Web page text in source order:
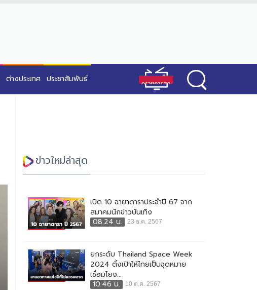
ต่างประเทศ ประชาสัมพันธ์
ข่าวใหม่ล่าสุด
เปิด 10 ฉายาดาราประจำปี 67 จาก
สมาคมนักข่าวบันเทิง
08:24 น.
23 ธ.ค. 2567
ยกระดับ Thailand Space Week
2024 ตั้งเป้าให้ไทยเป็นจุดหมาย
เชื่อมโยง...
10:46 น.
10 ต.ค. 2567